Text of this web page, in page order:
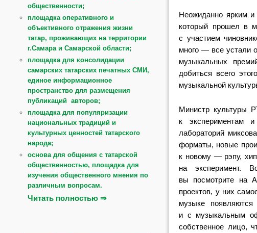
Неожиданно ярким
который прошел в
с участием
много — все устали
музыкальных
добиться всего
музыкальной
Министр культуры
к экспериментам
лабораторий
форматы, новые
к новому — рэпу,
на эксперимент.
вы посмотрите на
проектов, у них
музыке
и с музыкальным
собственное лицо,
общественности;
площадка оперативного и
объективного отражения жизни
татар, проживающих на территории
г.Самара и Самарской области;
площадка для консолидации
самарских татарских печатных СМИ,
единое информационное
пространство для размещения
публикаций авторов;
площадка для популяризации
национальных традиций и
культурных ценностей татарского
народа;
основа для общения с татарской
общественностью, площадка для
изучения общественного мнения по
различным вопросам.
Читать полностью ⇒